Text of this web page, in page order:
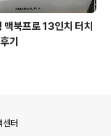
북프로 13인치 터치
기
센터